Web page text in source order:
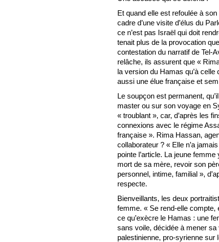
Et quand elle est refoulée à
cadre d’une visite d’élus du
ce n’est pas Israël qui doit
tenait plus de la provocation
contestation du narratif de Tel-
relâche, ils assurent que «
la version du Hamas qu’à celle
aussi une élue française et
Le soupçon est permanent,
master ou sur son voyage en
« troublant », car, d’après les
connexions avec le régime
française ». Rima Hassan,
collaborateur ? « Elle n’a
pointe l’article. La jeune
mort de sa mère, revoir son
personnel, intime, familial »,
respecte.
Bienveillants, les deux
femme. « Se rend-elle compte,
ce qu’exècre le Hamas : une
sans voile, décidée à mener
palestinienne, pro-syrienne